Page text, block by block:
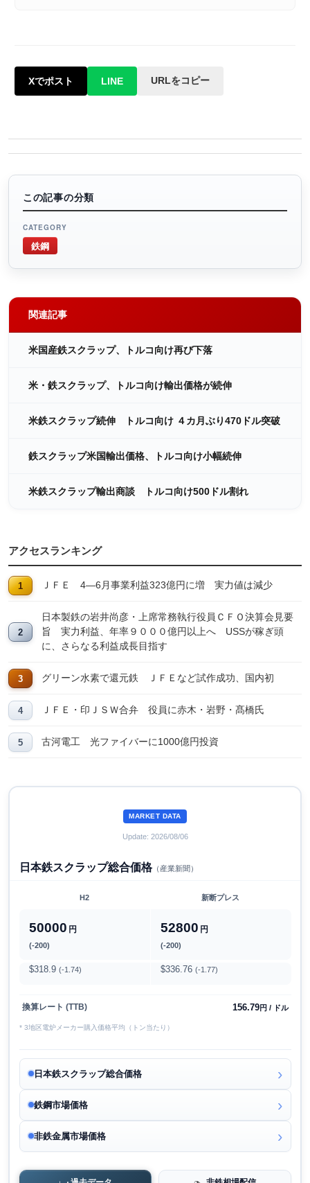
Xでポスト LINE URLをコピー
この記事の分類
CATEGORY
鉄鋼
関連記事
米国産鉄スクラップ、トルコ向け再び下落
米・鉄スクラップ、トルコ向け輸出価格が続伸
米鉄スクラップ続伸 トルコ向け ４カ月ぶり470ドル突破
鉄スクラップ米国輸出価格、トルコ向け小幅続伸
米鉄スクラップ輸出商談 トルコ向け500ドル割れ
アクセスランキング
ＪＦＥ 4―6月事業利益323億円に増 実力値は減少
日本製鉄の岩井尚彦・上席常務執行役員ＣＦＯ決算会見要
旨 実力利益、年率９０００億円以上へ USSが稼ぎ頭
に、さらなる利益成長目指す
グリーン水素で還元鉄 ＪＦＥなど試作成功、国内初
ＪＦＥ・印ＪＳＷ合弁 役員に赤木・岩野・髙橋氏
古河電工 光ファイバーに1000億円投資
MARKET DATA
Update: 2026/08/06
日本鉄スクラップ総合価格（産業新聞）
H2 新断プレス
50000 円
(-200)
52800 円
(-200)
$318.9 (-1.74) $336.76 (-1.77)
換算レート (TTB) 156.79円 / ドル
* 3地区電炉メーカー購入価格平均（トン当たり）
日本鉄スクラップ総合価格
鉄鋼市場価格
非鉄金属市場価格